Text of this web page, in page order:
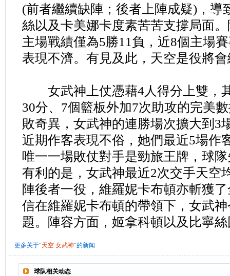
(前者繼續缺陣；後者上陣成疑)，導
絲以及卡美娜卡度素苦苦支撐局面
主場戰績僅為5勝11負，近8個主場
表現不濟。有見及此，天空是役將
女武神上仗憑藉4人得分上雙，
30分、7個籃板外加7次助攻的完美
敗奇異，女武神的連勝場次擴大到3
近期作客表現不俗，她們最近5場作
唯一一場敗仗對手是勁旅王牌，球
有利的是，女武神最近2次交手天空
陣後者一役，維羅妮卡布頓亦斬獲
信在維羅妮卡布頓的帶領下，女武
題。陣容方面，姬拿科頓以及比寧
更多关于"天空 女武神"的新闻
球队相关动态